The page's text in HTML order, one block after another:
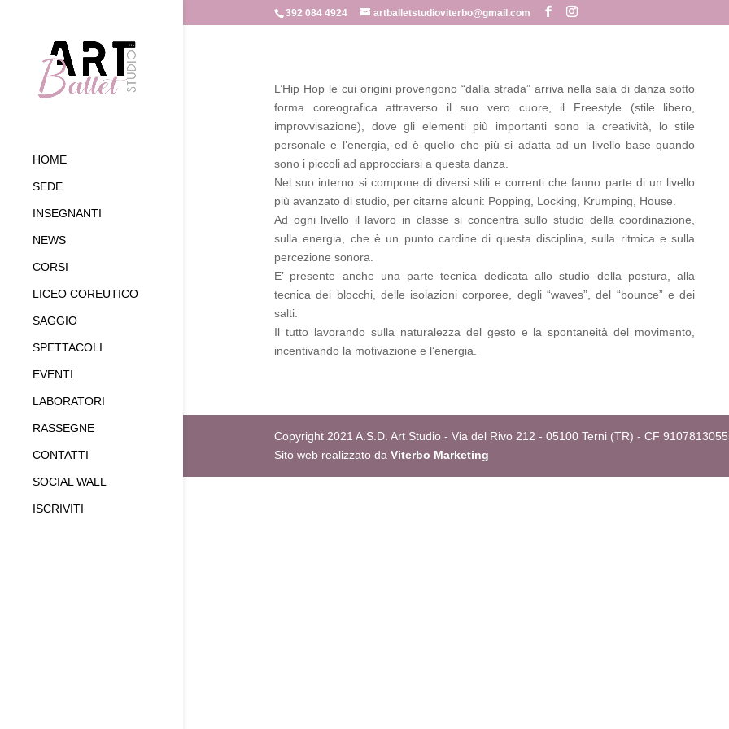
392 084 4924 artballetstudioviterbo@gmail.com
HOME
SEDE
INSEGNANTI
NEWS
CORSI
LICEO COREUTICO
SAGGIO
SPETTACOLI
EVENTI
LABORATORI
RASSEGNE
CONTATTI
SOCIAL WALL
ISCRIVITI
L’Hip Hop le cui origini provengono “dalla strada” arriva nella sala di danza sotto
forma coreografica attraverso il suo vero cuore, il Freestyle (stile libero,
improvvisazione), dove gli elementi più importanti sono la creatività, lo stile
personale e l’energia, ed è quello che più si adatta ad un livello base quando
sono i piccoli ad approcciarsi a questa danza.
Nel suo interno si compone di diversi stili e correnti che fanno parte di un livello
più avanzato di studio, per citarne alcuni: Popping, Locking, Krumping, House.
Ad ogni livello il lavoro in classe si concentra sullo studio della coordinazione,
sulla energia, che è un punto cardine di questa disciplina, sulla ritmica e sulla
percezione sonora.
E’ presente anche una parte tecnica dedicata allo studio della postura, alla
tecnica dei blocchi, delle isolazioni corporee, degli “waves”, del “bounce” e dei
salti.
Il tutto lavorando sulla naturalezza del gesto e la spontaneità del movimento,
incentivando la motivazione e l‘energia.
Copyright 2021 A.S.D. Art Studio - Via del Rivo 212 - 05100 Terni (TR) - CF
Sito web realizzato da Viterbo Marketing